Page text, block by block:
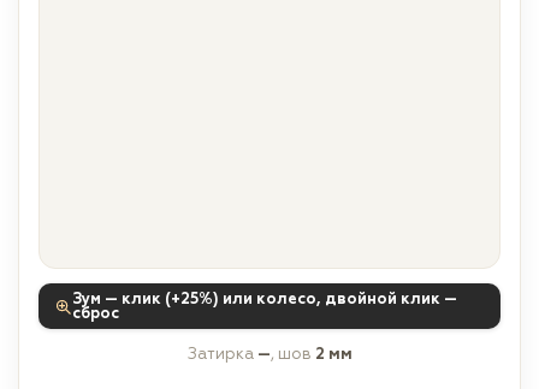
Зум — клик (+25%) или колесо, двойной клик —
сброс
Затирка —, шов 2 мм